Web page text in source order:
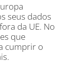
seus dados
da UE. No
que
cumprir o